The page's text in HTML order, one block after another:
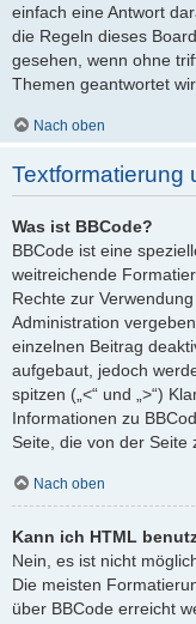
einfach eine Antwort
die Regeln dieses
gesehen, wenn ohne
Themen geantwortet
Nach oben
Textformatierung
Was ist BBCode?
BBCode ist eine
weitreichende
Rechte zur
Administration
einzelnen Beitrag
aufgebaut, jedoch
spitzen („<“ und „>“)
Informationen zu
Seite, die von der Seite
Nach oben
Kann ich HTML
Nein, es ist nicht
Die meisten
über BBCode erreicht